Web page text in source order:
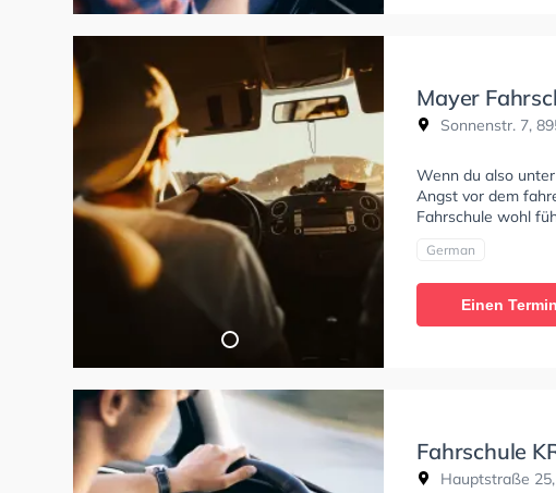
Mayer
Sonnenstr. 7,
Wenn du also
Angst vor dem
Fahrschule wohl
German
Einen
Fahrschule
Hauptstraße